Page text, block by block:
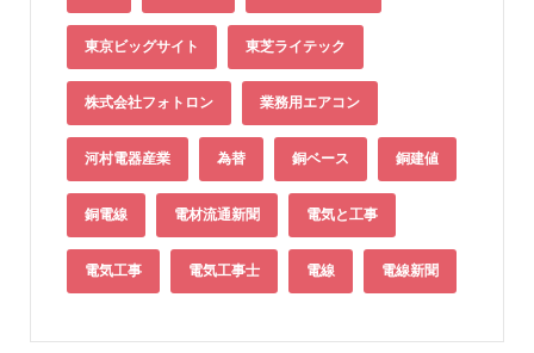
東京ビッグサイト 東芝ライテック
株式会社フォトロン 業務用エアコン
河村電器産業 為替 銅ベース 銅建値
銅電線 電材流通新聞 電気と工事
電気工事 電気工事士 電線 電線新聞